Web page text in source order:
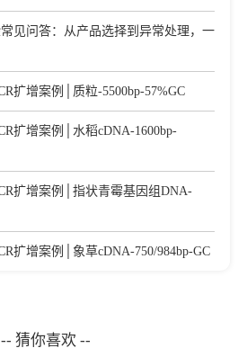
常见问答：从产品选择到异常处理，一
扩增案例│质粒-5500bp-57%GC
扩增案例│水稻cDNA-1600bp-
扩增案例│指状青霉基因组DNA-
扩增案例│象草cDNA-750/984bp-GC
-- 猜你喜欢 --